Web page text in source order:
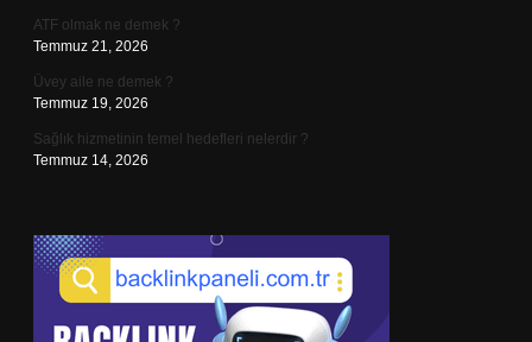
ATF olmak ne demek ?
Temmuz 21, 2026
Üvey aile ne demek ?
Temmuz 19, 2026
Sağlık hizmetinin temel hedefleri nelerdir ?
Temmuz 14, 2026